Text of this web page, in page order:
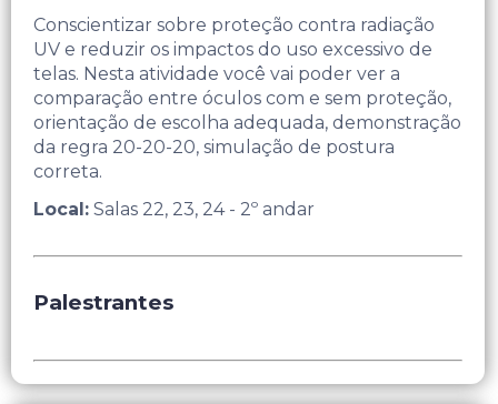
Conscientizar sobre proteção contra radiação
UV e reduzir os impactos do uso excessivo de
telas.​ Nesta atividade você vai poder ver a
comparação entre óculos com e sem proteção,
orientação de escolha adequada, demonstração
da regra 20-20-20, simulação de postura
correta.
Local: Salas 22, 23, 24 ​- 2º andar
Palestrantes